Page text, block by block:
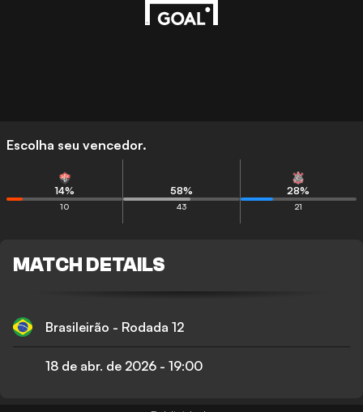
Escolha seu vencedor.
14%
10
58%
43
28%
21
MATCH DETAILS
Brasileirão - Rodada 12
18 de abr. de 2026 - 19:00